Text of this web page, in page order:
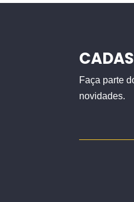
Faça parte
novidades.